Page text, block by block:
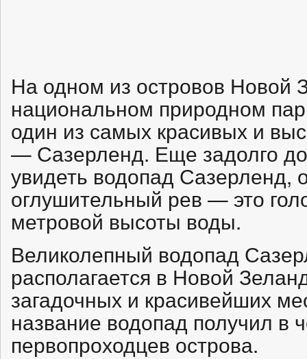
На одном из островов Новой
национальном природном
один из самых красивых и
— Сазерленд. Еще задолго до
увидеть водопад Сазерленд,
оглушительный рев — это
метровой высоты воды.
Великолепный водопад
располагается в Новой
загадочных и красивейших
название водопад получил в
первопроходцев острова.